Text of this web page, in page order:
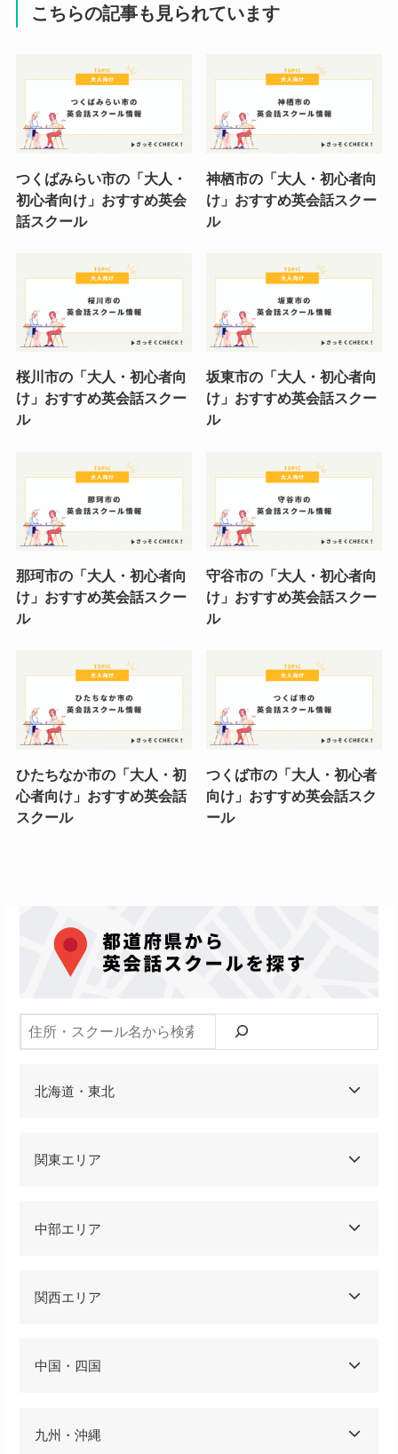
こちらの記事も見られています
つくばみらい市の「大人・
初心者向け」おすすめ英会
話スクール
神栖市の「大人・初心者向
け」おすすめ英会話スクー
ル
桜川市の「大人・初心者向
け」おすすめ英会話スクー
ル
坂東市の「大人・初心者向
け」おすすめ英会話スクー
ル
那珂市の「大人・初心者向
け」おすすめ英会話スクー
ル
守谷市の「大人・初心者向
け」おすすめ英会話スクー
ル
ひたちなか市の「大人・初
心者向け」おすすめ英会話
スクール
つくば市の「大人・初心者
向け」おすすめ英会話スク
ール
検索
北海道・東北
関東エリア
中部エリア
関西エリア
中国・四国
九州・沖縄